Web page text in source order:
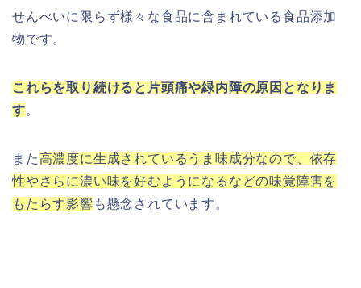
せんべいに限らず様々な食品に含まれている食品添加
物です。
これらを取り続けると片頭痛や緑内障の原因となりま
す。
また高濃度に生成されているうま味成分なので、依存
性やさらに濃い味を好むようになるなどの味覚障害を
もたらす影響 も懸念されています。